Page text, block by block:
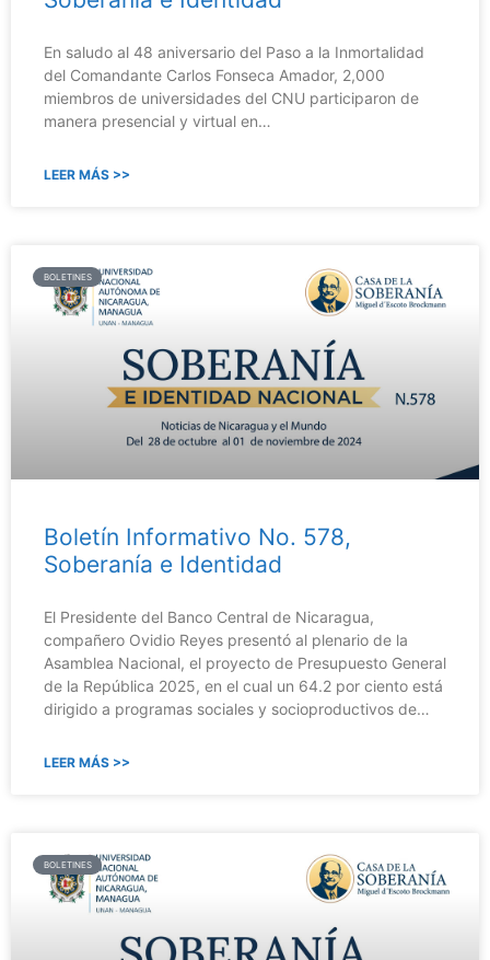
En saludo al 48 aniversario del Paso a la Inmortalidad
del Comandante Carlos Fonseca Amador, 2,000
miembros de universidades del CNU participaron de
manera presencial y virtual en…
LEER MÁS >>
BOLETINES
Boletín Informativo No. 578,
Soberanía e Identidad
El Presidente del Banco Central de Nicaragua,
compañero Ovidio Reyes presentó al plenario de la
Asamblea Nacional, el proyecto de Presupuesto General
de la República 2025, en el cual un 64.2 por ciento está
dirigido a programas sociales y socioproductivos de…
LEER MÁS >>
BOLETINES